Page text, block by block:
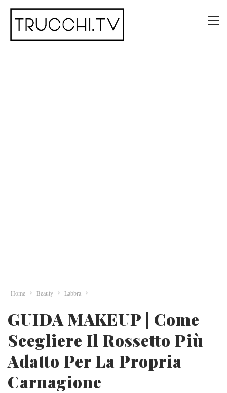
Home Beauty Labbra
GUIDA MAKEUP | Come
Scegliere Il Rossetto Più
Adatto Per La Propria
Carnagione